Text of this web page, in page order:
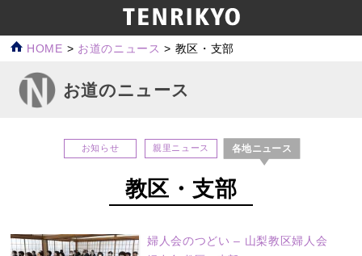
HOME > お道のニュース > 教区・支部
お道のニュース
お知らせ 親里ニュース 各地ニュース
教区・支部
婦人会のつどい – 山梨教区婦人会